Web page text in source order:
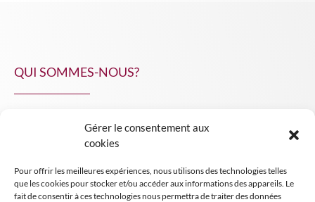
Gérer le consentement aux
cookies
Pour offrir les meilleures expériences, nous utilisons des technologies telles
que les cookies pour stocker et/ou accéder aux informations des appareils. Le
fait de consentir à ces technologies nous permettra de traiter des données
QUI SOMMES-NOUS?
INSIGHT NPA